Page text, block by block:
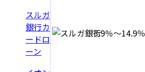
スルガ
銀行カ
ードロ
ーン
3.9％〜14.9％